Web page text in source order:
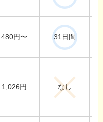
480円〜 31日間
1,026円 なし